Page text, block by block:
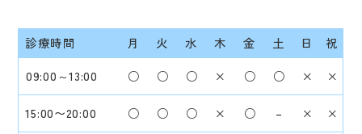
診療時間 月 火 水 木 金 土 日
祝
09:00～13:00
○ ○ ○ × ○ ○ × ×
15:00〜20:00 ○ ○ ○ × ○ – × ×